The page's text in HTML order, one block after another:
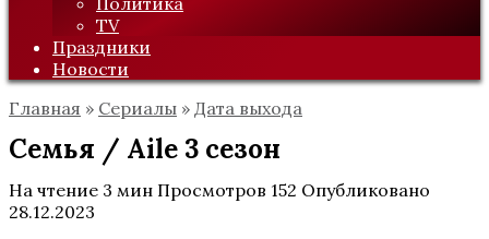
TV
Праздники
Новости
Главная » Сериалы » Дата выхода
Семья / Aile 3 сезон
На чтение 3 мин Просмотров 152 Опубликовано
28.12.2023